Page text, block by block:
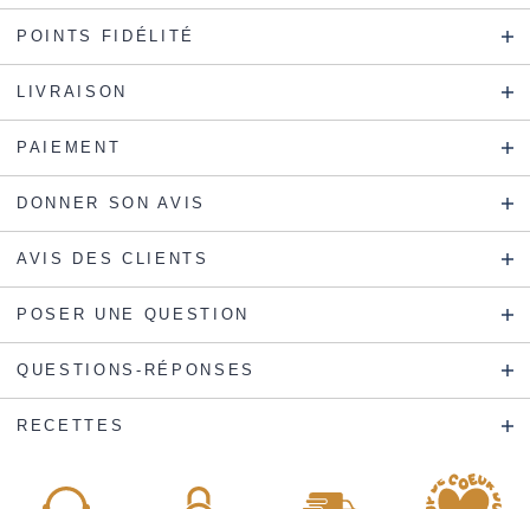
POINTS FIDÉLITÉ
LIVRAISON
PAIEMENT
DONNER SON AVIS
AVIS DES CLIENTS
POSER UNE QUESTION
QUESTIONS-RÉPONSES
RECETTES